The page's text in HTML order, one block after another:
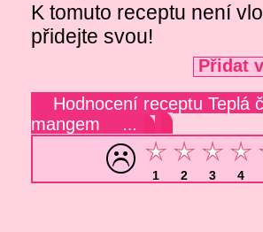
K tomuto receptu není
přidejte svou!
Přidat
Hodnocení receptu Teplá
mangem
…
1 2 3 4